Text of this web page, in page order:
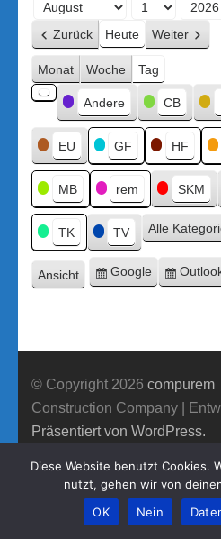
Monat
Tag
Jahr
Zurück Heute Weiter
Monat Woche Tag
Kategorien
Kategorie
ohne
Titel
Andere CB
EU GF HF
MB rem SKM
TK TV Alle
Ansicht ausdrucken
Eintragen
Google
© Copyright 2026 compurem
Construction Company |
Präsentiert von WordPress.
Diese Website benutzt Cookies.
nutzt, gehen wir von
OK
Nein